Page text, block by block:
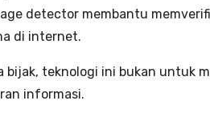
detector membantu
di internet.
bijak, teknologi ini bukan untuk
informasi.